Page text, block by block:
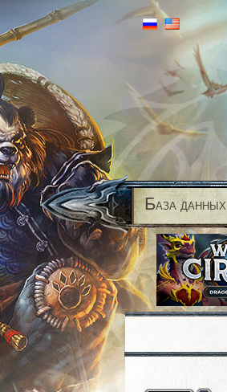
База данных